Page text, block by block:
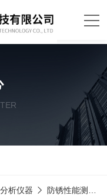
析仪器 防锈性能测定器